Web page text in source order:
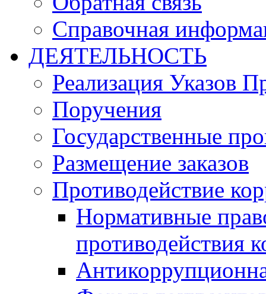
Справочная
ДЕЯТЕЛЬНОСТЬ
Реализация Указов
Поручения
Государственные
Размещение заказов
Противодействие
Нормативные
противодействия